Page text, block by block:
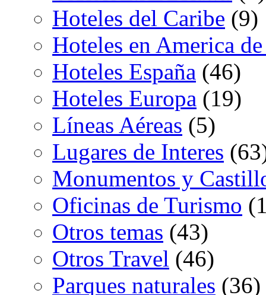
Hoteles del Caribe (9)
Hoteles en America
Hoteles España (46)
Hoteles Europa (19)
Líneas Aéreas (5)
Lugares de Interes
Monumentos y
Oficinas de Turismo
Otros temas (43)
Otros Travel (46)
Parques naturales (36)